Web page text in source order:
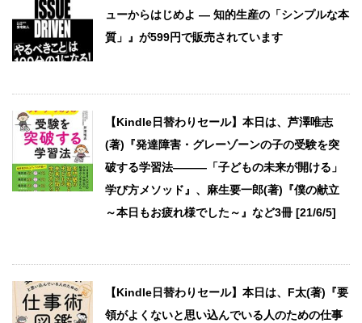
ューからはじめよ ― 知的生産の「シンプルな本
質」』が599円で販売されています
【Kindle日替わりセール】本日は、芦澤唯志
(著)『発達障害・グレーゾーンの子の受験を突
破する学習法―――「子どもの未来が開ける」
学び方メソッド』、麻生要一郎(著)『僕の献立
～本日もお疲れ様でした～』など3冊 [21/6/5]
【Kindle日替わりセール】本日は、F太(著)『要
領がよくないと思い込んでいる人のための仕事